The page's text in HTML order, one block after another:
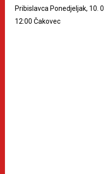
Pribislavca Ponedjeljak, 10.
12:00 Čakovec